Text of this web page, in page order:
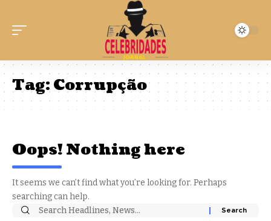
Tag:Corrupção
Oops! Nothing here
It seems we can’t find what you’re looking for. Perhaps
searching can help.